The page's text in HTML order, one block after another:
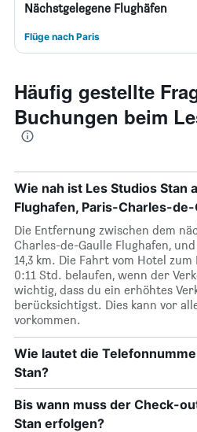
Nächstgelegene Flughäfen
Flüge nach Paris
Häufig gestellte
Buchungen beim
Wie nah ist Les Studios Stan
Flughafen, Paris-Charles-
Die Entfernung zwischen dem
Charles-de-Gaulle Flughafen,
14,3 km. Die Fahrt vom Hotel
0:11 Std. belaufen, wenn der
wichtig, dass du ein erhöhtes
berücksichtigst. Dies kann vor
vorkommen.
Wie lautet die
Stan?
Bis wann muss der Check-
Stan erfolgen?